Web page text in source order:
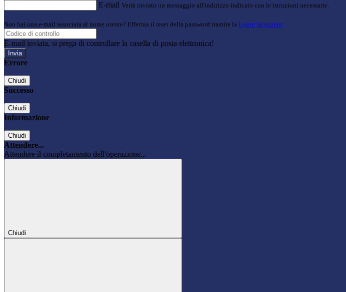
E-mail Verrà inviato un messaggio all'indirizzo indicato con le istruzioni necessarie.
Non hai una e-mail associata al nome utente? Effettua il reset della password tramite la Login Spaggiari
E-mail inviata, si prega di controllare la casella di posta elettronica!
Errore
Chiudi
Successo
Chiudi
Informazione
Chiudi
Attendere...
Attendere il completamento dell'operazione...
Chiudi